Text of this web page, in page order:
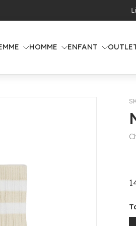
offerte dès 100€ d'achat (voir pays
HOMME ENFANT